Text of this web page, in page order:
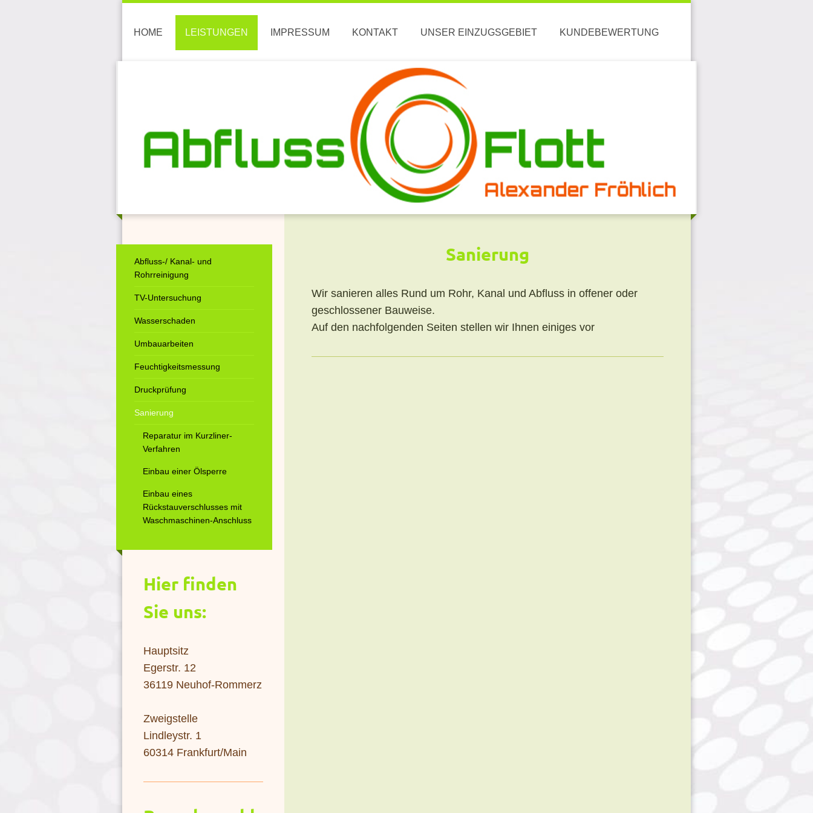
HOME LEISTUNGEN IMPRESSUM KONTAKT UNSER EINZUGSGEBIET KUNDEBEWERTUNG
Sanierung
Wir sanieren alles Rund um Rohr, Kanal und Abfluss in offener oder
geschlossener Bauweise.
Auf den nachfolgenden Seiten stellen wir Ihnen einiges vor
Abfluss-/ Kanal- und
Rohrreinigung
TV-Untersuchung
Wasserschaden
Umbauarbeiten
Feuchtigkeitsmessung
Druckprüfung
Sanierung
Reparatur im Kurzliner-
Verfahren
Einbau einer Ölsperre
Einbau eines
Rückstauverschlusses mit
Waschmaschinen-Anschluss
Hier finden
Sie uns:
Hauptsitz
Egerstr. 12
36119 Neuhof-Rommerz
Zweigstelle
Lindleystr. 1
60314 Frankfurt/Main